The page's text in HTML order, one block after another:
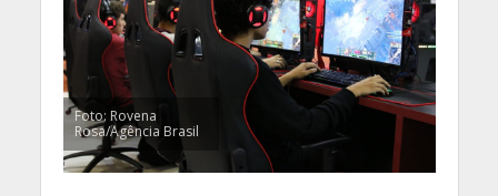
Foto: Rovena
Rosa/Agência Brasil